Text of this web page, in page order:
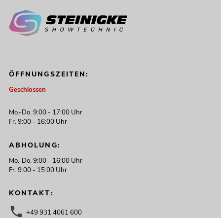
ÖFFNUNGSZEITEN:
Geschlossen
Mo.-Do. 9:00 - 17:00 Uhr
Fr. 9:00 - 16:00 Uhr
ABHOLUNG:
Mo.-Do. 9:00 - 16:00 Uhr
Fr. 9:00 - 15:00 Uhr
KONTAKT:
+49 931 4061 600